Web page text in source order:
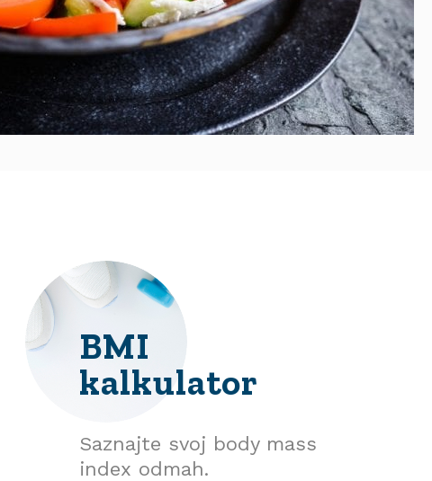
BMI
kalkulator
Saznajte svoj body mass
index odmah.